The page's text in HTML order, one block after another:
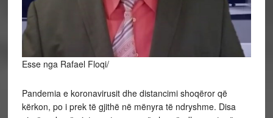
Esse nga Rafael Floqi/
Pandemia e koronavirusit dhe distancimi shoqëror që
kërkon, po i prek të gjithë në mënyra të ndryshme. Disa